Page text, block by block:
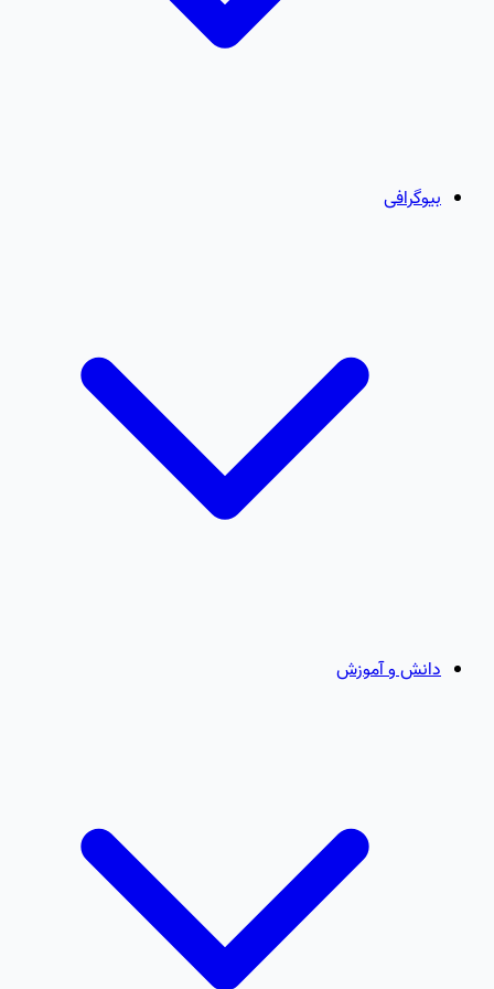
بیوگرافی
دانش و آموزش